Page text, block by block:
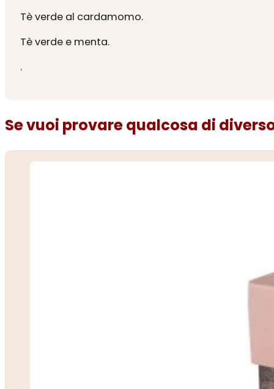
Tè verde al cardamomo.
Tè verde e menta.
.
Se vuoi provare qualcosa di